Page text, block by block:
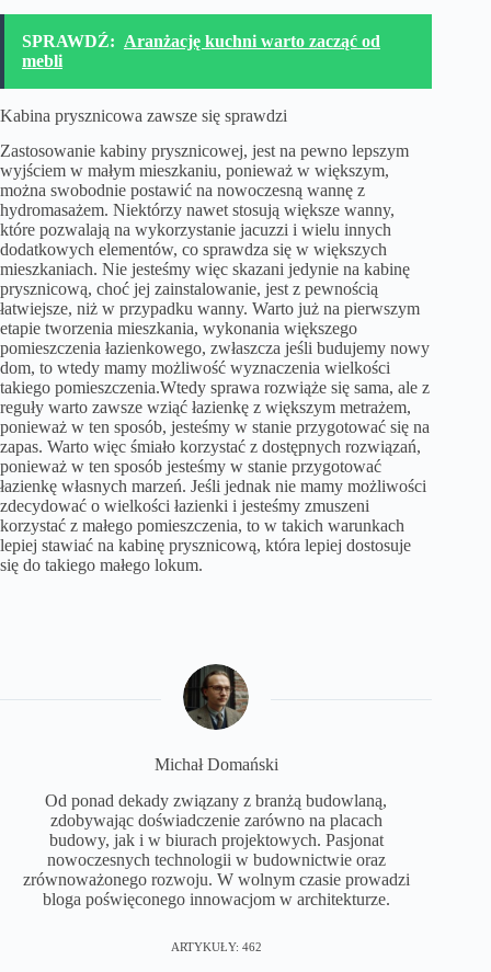
SPRAWDŹ: Aranżację kuchni warto zacząć od
mebli
Kabina prysznicowa zawsze się sprawdzi
Zastosowanie kabiny prysznicowej, jest na pewno lepszym
wyjściem w małym mieszkaniu, ponieważ w większym,
można swobodnie postawić na nowoczesną wannę z
hydromasażem. Niektórzy nawet stosują większe wanny,
które pozwalają na wykorzystanie jacuzzi i wielu innych
dodatkowych elementów, co sprawdza się w większych
mieszkaniach. Nie jesteśmy więc skazani jedynie na kabinę
prysznicową, choć jej zainstalowanie, jest z pewnością
łatwiejsze, niż w przypadku wanny. Warto już na pierwszym
etapie tworzenia mieszkania, wykonania większego
pomieszczenia łazienkowego, zwłaszcza jeśli budujemy nowy
dom, to wtedy mamy możliwość wyznaczenia wielkości
takiego pomieszczenia.Wtedy sprawa rozwiąże się sama, ale z
reguły warto zawsze wziąć łazienkę z większym metrażem,
ponieważ w ten sposób, jesteśmy w stanie przygotować się na
zapas. Warto więc śmiało korzystać z dostępnych rozwiązań,
ponieważ w ten sposób jesteśmy w stanie przygotować
łazienkę własnych marzeń. Jeśli jednak nie mamy możliwości
zdecydować o wielkości łazienki i jesteśmy zmuszeni
korzystać z małego pomieszczenia, to w takich warunkach
lepiej stawiać na kabinę prysznicową, która lepiej dostosuje
się do takiego małego lokum.
Michał Domański
Od ponad dekady związany z branżą budowlaną,
zdobywając doświadczenie zarówno na placach
budowy, jak i w biurach projektowych. Pasjonat
nowoczesnych technologii w budownictwie oraz
zrównoważonego rozwoju. W wolnym czasie prowadzi
bloga poświęconego innowacjom w architekturze.
ARTYKUŁY: 462